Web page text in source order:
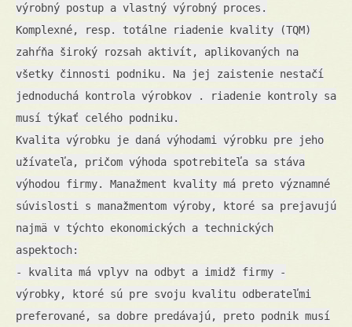
výrobný postup a vlastný výrobný proces.
Komplexné, resp. totálne riadenie kvality (TQM)
zahŕňa široký rozsah aktivít, aplikovaných na
všetky činnosti podniku. Na jej zaistenie nestačí
jednoduchá kontrola výrobkov . riadenie kontroly sa
musí týkať celého podniku.
Kvalita výrobku je daná výhodami výrobku pre jeho
užívateľa, pričom výhoda spotrebiteľa sa stáva
výhodou firmy. Manažment kvality má preto významné
súvislosti s manažmentom výroby, ktoré sa prejavujú
najmä v týchto ekonomických a technických
aspektoch:
- kvalita má vplyv na odbyt a imidž firmy -
výrobky, ktoré sú pre svoju kvalitu odberateľmi
preferované, sa dobre predávajú, preto podnik musí